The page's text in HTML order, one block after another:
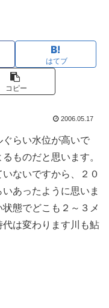
はてブ
コピー
2006.05.17
らい水位が高いで
ものだと思います。
ないですから、２０
あったように思いま
態でどこも２～３メ
は変わります川も鮎